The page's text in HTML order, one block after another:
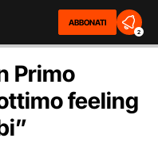
ABBONATI
2
Primo
feeling